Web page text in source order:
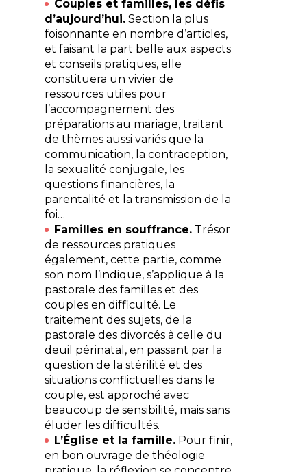
Couples et familles, les défis
d’aujourd’hui.Section la plus
foisonnante en nombre d’articles,
et faisant la part belle aux aspects
et conseils pratiques, elle
constituera un vivier de
ressources utiles pour
l’accompagnement des
préparations au mariage, traitant
de thèmes aussi variés que la
communication, la contraception,
la sexualité conjugale, les
questions financières, la
parentalité et la transmission de la
foi…
Familles en souffrance. Trésor
de ressources pratiques
également, cette partie, comme
son nom l’indique, s’applique à la
pastorale des familles et des
couples en difficulté. Le
traitement des sujets, de la
pastorale des divorcés à celle du
deuil périnatal, en passant par la
question de la stérilité et des
situations conflictuelles dans le
couple, est approché avec
beaucoup de sensibilité, mais sans
éluder les difficultés.
L’Église et la famille. Pour finir,
en bon ouvrage de théologie